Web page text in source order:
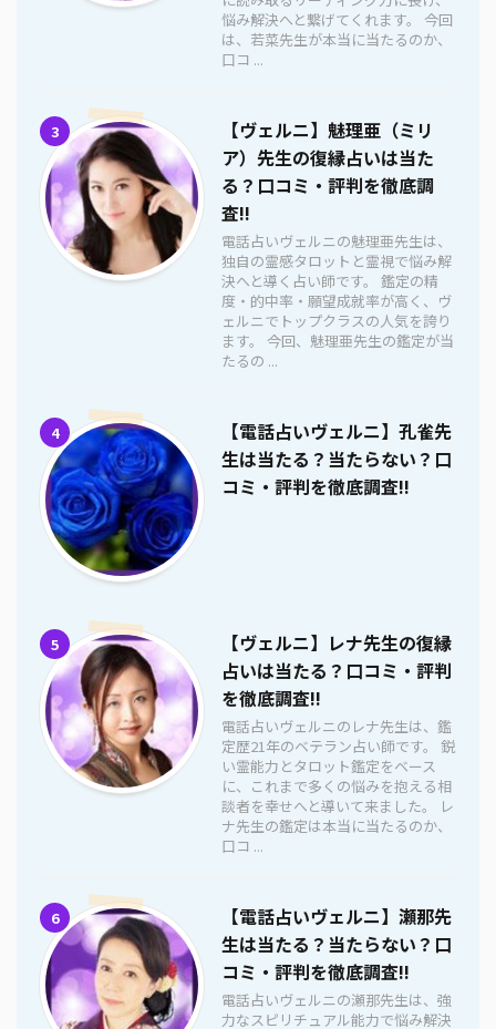
悩み解決へと繋げてくれます。 今回
は、若菜先生が本当に当たるのか、
口コ ...
3
【ヴェルニ】魅理亜（ミリ
ア）先生の復縁占いは当た
る？口コミ・評判を徹底調
査!!
電話占いヴェルニの魅理亜先生は、
独自の霊感タロットと霊視で悩み解
決へと導く占い師です。 鑑定の精
度・的中率・願望成就率が高く、ヴ
ェルニでトップクラスの人気を誇り
ます。 今回、魅理亜先生の鑑定が当
たるの ...
4
【電話占いヴェルニ】孔雀先
生は当たる？当たらない？口
コミ・評判を徹底調査!!
5
【ヴェルニ】レナ先生の復縁
占いは当たる？口コミ・評判
を徹底調査!!
電話占いヴェルニのレナ先生は、鑑
定歴21年のベテラン占い師です。 鋭
い霊能力とタロット鑑定をベース
に、これまで多くの悩みを抱える相
談者を幸せへと導いて来ました。 レ
ナ先生の鑑定は本当に当たるのか、
口コ ...
6
【電話占いヴェルニ】瀬那先
生は当たる？当たらない？口
コミ・評判を徹底調査!!
電話占いヴェルニの瀬那先生は、強
力なスピリチュアル能力で悩み解決